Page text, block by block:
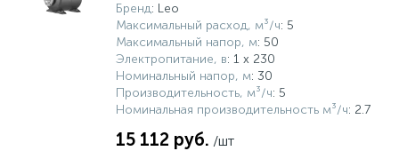
Бренд: Leo
Максимальный расход, м³/ч: 5
Максимальный напор, м: 50
Электропитание, в: 1 x 230
Номинальный напор, м: 30
Производительность, м³/ч: 5
Номинальная производительность м³/ч: 2.7
15 112 руб. /шт